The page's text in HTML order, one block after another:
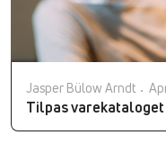
Jasper Bülow Arndt
Tilpas varekataloget